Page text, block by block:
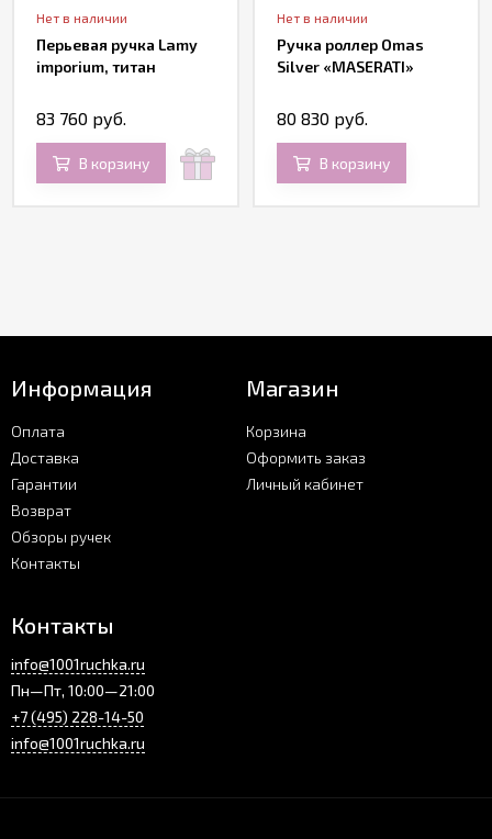
Нет в наличии
Перьевая ручка Lamy
imporium, титан
83 760 руб.
В корзину
Нет в наличии
Ручка роллер Omas
Silver «MASERATI»
80 830 руб.
В корзину
Информация
Оплата
Доставка
Гарантии
Возврат
Обзоры ручек
Контакты
Магазин
Корзина
Оформить заказ
Личный кабинет
Контакты
info@1001ruchka.ru
Пн—Пт, 10:00—21:00
+7 (495) 228-14-50
info@1001ruchka.ru